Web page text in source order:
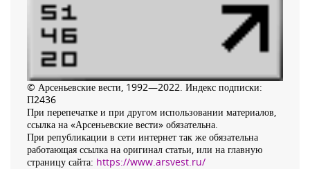
© Арсеньевские вести, 1992—2022. Индекс подписки:
П2436
При перепечатке и при другом использовании материалов,
ссылка на «Арсеньевские вести» обязательна.
При републикации в сети интернет так же обязательна
работающая ссылка на оригинал статьи, или на главную
страницу сайта: https://www.arsvest.ru/